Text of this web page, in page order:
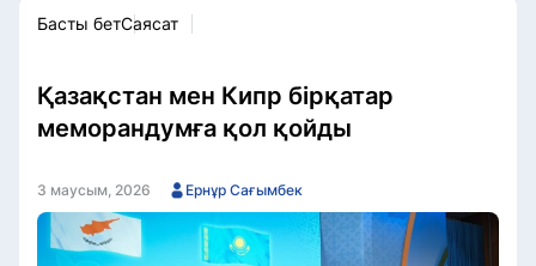
Басты бетСаясат
Қазақстан мен Кипр бірқатар
меморандумға қол қойды
3 маусым, 2026 Ернұр Сағымбек